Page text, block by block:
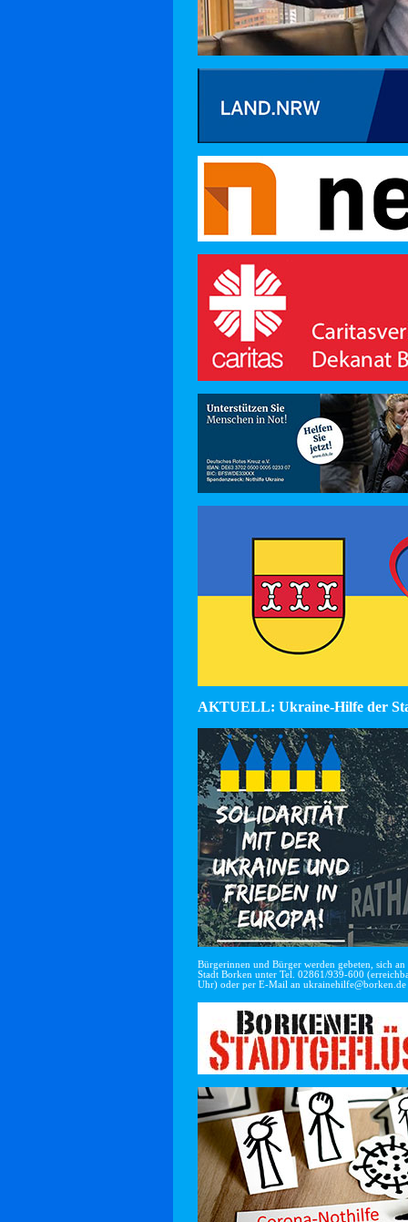
AKTUELL: Ukraine-Hilfe der
Bürgerinnen und Bürger werden gebeten, sich
Stadt Borken unter Tel. 02861/939-600
Uhr) oder per E-Mail an ukrainehilfe@borken.de